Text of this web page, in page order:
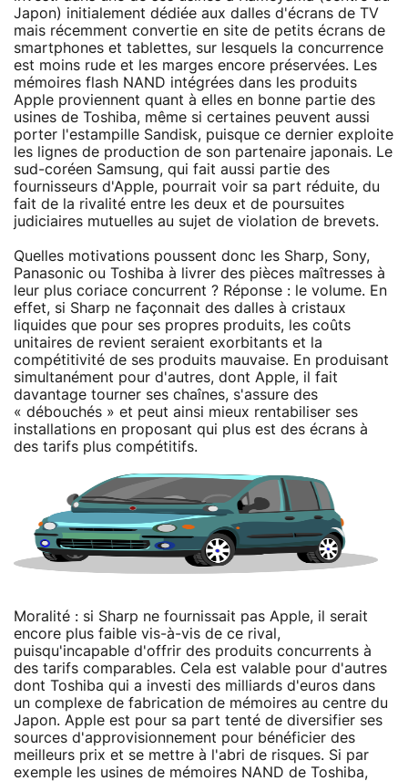
Japon) initialement dédiée aux dalles d'écrans de TV
mais récemment convertie en site de petits écrans de
smartphones et tablettes, sur lesquels la concurrence
est moins rude et les marges encore préservées. Les
mémoires flash NAND intégrées dans les produits
Apple proviennent quant à elles en bonne partie des
usines de Toshiba, même si certaines peuvent aussi
porter l'estampille Sandisk, puisque ce dernier exploite
les lignes de production de son partenaire japonais. Le
sud-coréen Samsung, qui fait aussi partie des
fournisseurs d'Apple, pourrait voir sa part réduite, du
fait de la rivalité entre les deux et de poursuites
judiciaires mutuelles au sujet de violation de brevets.
Quelles motivations poussent donc les Sharp, Sony,
Panasonic ou Toshiba à livrer des pièces maîtresses à
leur plus coriace concurrent ? Réponse : le volume. En
effet, si Sharp ne façonnait des dalles à cristaux
liquides que pour ses propres produits, les coûts
unitaires de revient seraient exorbitants et la
compétitivité de ses produits mauvaise. En produisant
simultanément pour d'autres, dont Apple, il fait
davantage tourner ses chaînes, s'assure des
« débouchés » et peut ainsi mieux rentabiliser ses
installations en proposant qui plus est des écrans à
des tarifs plus compétitifs.
Moralité : si Sharp ne fournissait pas Apple, il serait
encore plus faible vis-à-vis de ce rival,
puisqu'incapable d'offrir des produits concurrents à
des tarifs comparables. Cela est valable pour d'autres
dont Toshiba qui a investi des milliards d'euros dans
un complexe de fabrication de mémoires au centre du
Japon. Apple est pour sa part tenté de diversifier ses
sources d'approvisionnement pour bénéficier des
meilleurs prix et se mettre à l'abri de risques. Si par
exemple les usines de mémoires NAND de Toshiba,